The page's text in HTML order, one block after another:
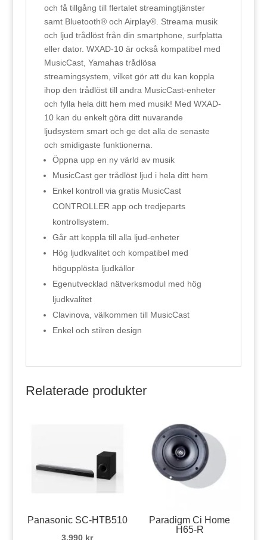
och få tillgång till flertalet streamingtjänster
samt Bluetooth® och Airplay®. Streama musik
och ljud trådlöst från din smartphone, surfplatta
eller dator. WXAD-10 är också kompatibel med
MusicCast, Yamahas trådlösa
streamingsystem, vilket gör att du kan koppla
ihop den trådlöst till andra MusicCast-enheter
och fylla hela ditt hem med musik! Med WXAD-
10 kan du enkelt göra ditt nuvarande
ljudsystem smart och ge det alla de senaste
och smidigaste funktionerna.
Öppna upp en ny värld av musik
MusicCast ger trådlöst ljud i hela ditt hem
Enkel kontroll via gratis MusicCast
CONTROLLER app och tredjeparts
kontrollsystem.
Går att koppla till alla ljud-enheter
Hög ljudkvalitet och kompatibel med
högupplösta ljudkällor
Egenutvecklad nätverksmodul med hög
ljudkvalitet
Clavinova, välkommen till MusicCast
Enkel och stilren design
Relaterade produkter
Panasonic SC-HTB510
3,990 kr
Paradigm Ci Home
H65-R